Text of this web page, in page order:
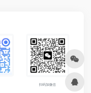
扫码加微信